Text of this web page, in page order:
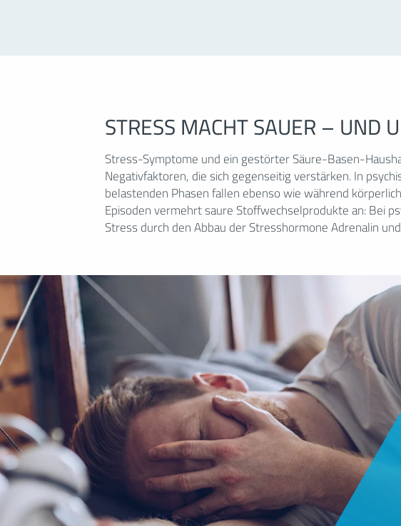
STRESS MACHT SAUER – UND
Stress-Symptome und ein gestörter Säure-Basen-
Negativfaktoren, die sich gegenseitig verstärken. In
belastenden Phasen fallen ebenso wie während
Episoden vermehrt saure Stoffwechselprodukte an: Bei
Stress durch den Abbau der Stresshormone Adrenalin
während Fastenperioden oder extensiver sportlicher
sogenannten Ketosäuren als Endprodukt des Fettabbaus
Hungerstoffwechsels. Diese Säure-Anflutung kann die